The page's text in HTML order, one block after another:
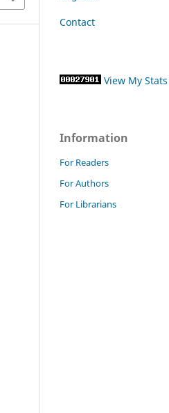
Contact
View My Stats
Information
For Readers
For Authors
For Librarians